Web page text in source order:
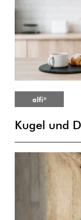
alfi®
Kugel und